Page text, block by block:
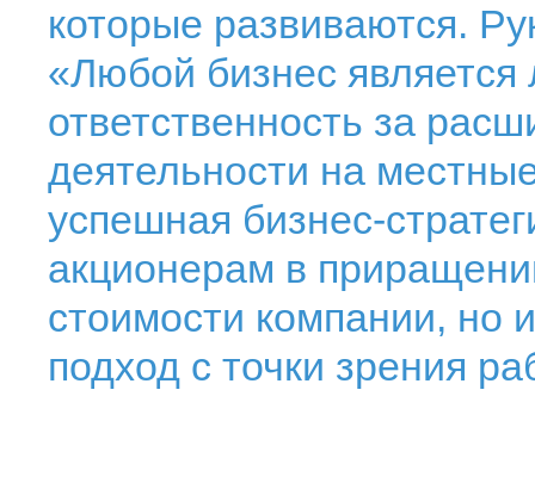
которые развиваются.
«Любой бизнес
ответственность за
деятельности на
успешная бизнес-
акционерам в
стоимости компании, но
подход с точки зрения